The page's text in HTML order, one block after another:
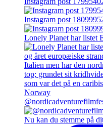
Instagram post
Lonely Planet har listet
Nu kan du stemme på